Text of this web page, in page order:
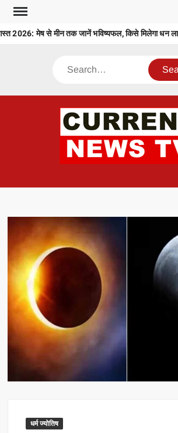
Skip
contentमेष से मीन तक जानें भविष्यफल, किसे मिलेगा धन लाभ
Search
धर्म ज्योतिष